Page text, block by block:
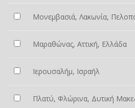
Μονεμβασιά, Λακωνία,
Μαραθώνας, Αττική, Ελλάδα
Ιερουσαλήμ, Ισραήλ
Πλατύ, Φλώρινα, Δυτική